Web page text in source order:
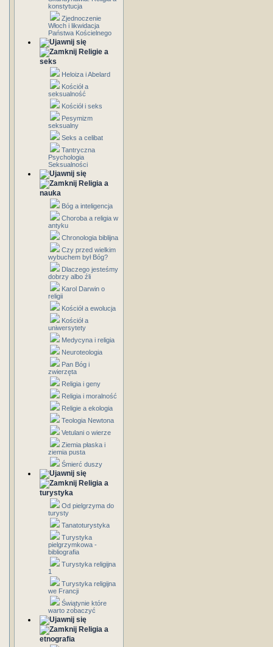
konstytucja
Zjednoczenie
Włoch i likwidacja
Państwa Kościelnego
Religie a
seks
Heloiza i Abelard
Kościół a
seksualność
Kościół i seks
Pesymizm
seksualny
Seks a celibat
Tantryczna
Psychologia
Seksualności
Religia a
nauka
Bóg a inteligencja
Choroba a religia w
antyku
Chronologia biblijna
Czy przed wielkim
wybuchem był Bóg?
Dlaczego jesteśmy
dobrzy albo źli
Karol Darwin o
religii
Kościół a ewolucja
Kościół a
uniwersytety
Medycyna i religia
Neuroteologia
Pan Bóg i
zwierzęta
Religia i geny
Religia i moralność
Religie a ekologia
Teologia Newtona
Vetulani o wierze
Ziemia płaska i
ziemia pusta
Śmierć duszy
Religia a
turystyka
Od pielgrzyma do
turysty
Tanatoturystyka
Turystyka
pielgrzymkowa -
bibliografia
Turystyka religijna
1
Turystyka religijna
we Francji
Świątynie które
warto zobaczyć
Religia a
etnografia